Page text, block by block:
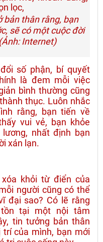
bản thân rằng, bạn
sẽ có một cuộc đời
Internet)
số phận, bí quyết
là đem mỗi việc
bình thường cũng
thục. Luôn nhắc
rằng, bạn tiến về
vui vẻ, bạn khỏe
nhất định bạn
xán lạn.
khỏi từ điển của
người cũng có thể
đại sao? Có lẽ rằng
tại một nội tâm
tin tưởng bản thân
của mình, bạn mới